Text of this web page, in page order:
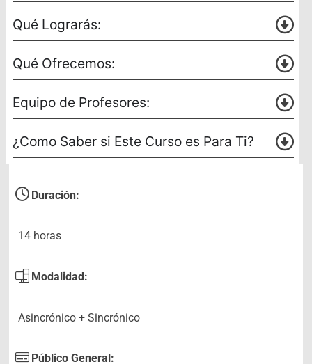
Qué Lograrás:
Qué Ofrecemos:
Equipo de Profesores:
¿Como Saber si Este Curso es Para Ti?
Duración:
14 horas
Modalidad:
Asincrónico + Sincrónico
Público General: